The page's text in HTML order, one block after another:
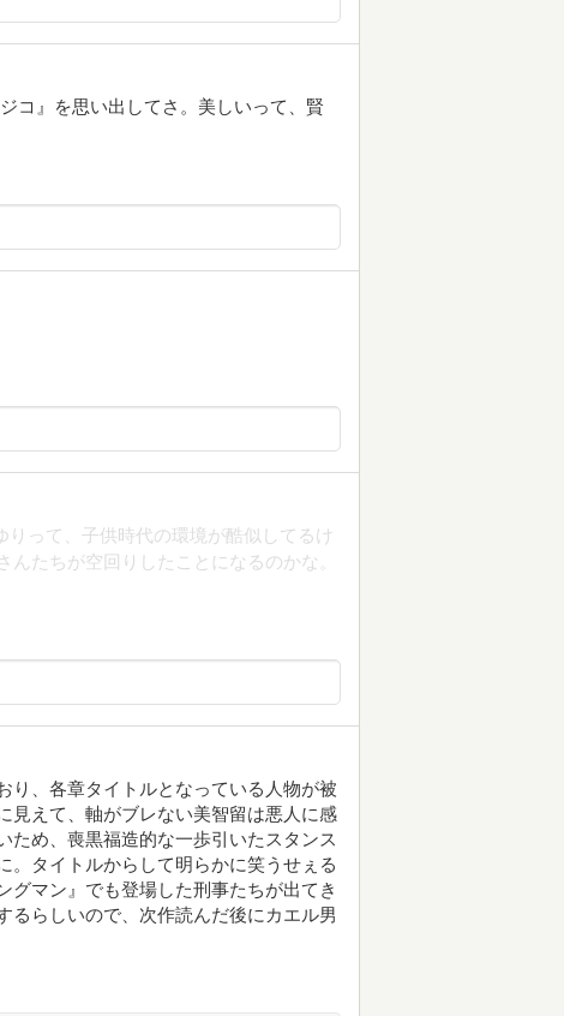
コ』を思い出してさ。美しいって、賢
って、子供時代の環境が酷似してるけ
ちが空回りしたことになるのかな。
り、各章タイトルとなっている人物が被
見えて、軸がブレない美智留は悪人に感
ため、喪黒福造的な一歩引いたスタンス
。タイトルからして明らかに笑うせぇる
グマン』でも登場した刑事たちが出てき
るらしいので、次作読んだ後にカエル男